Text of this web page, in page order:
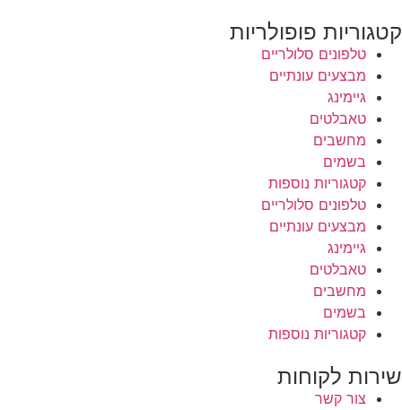
קטגוריות פופולריות
טלפונים סלולריים
מבצעים עונתיים
גיימינג
טאבלטים
מחשבים
בשמים
קטגוריות נוספות
טלפונים סלולריים
מבצעים עונתיים
גיימינג
טאבלטים
מחשבים
בשמים
קטגוריות נוספות
שירות לקוחות
צור קשר